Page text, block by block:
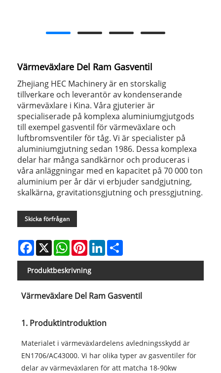
Värmeväxlare Del Ram Gasventil
Zhejiang HEC Machinery är en storskalig
tillverkare och leverantör av kondenserande
värmeväxlare i Kina. Våra gjuterier är
specialiserade på komplexa aluminiumgjutgods
till exempel gasventil för värmeväxlare och
luftbromsventiler för tåg. Vi är specialister på
aluminiumgjutning sedan 1986. Dessa komplexa
delar har många sandkärnor och produceras i
våra anläggningar med en kapacitet på 70 000 ton
aluminium per år där vi erbjuder sandgjutning,
skalkärna, gravitationsgjutning och pressgjutning.
Skicka förfrågan
Facebook
X WhatsAppPinterestLinkedIn
Produktbeskrivning
Värmeväxlare Del Ram Gasventil
1. Produktintroduktion
Materialet i värmeväxlardelens avledningsskydd är
EN1706/AC43000. Vi har olika typer av gasventiler för
delar av värmeväxlaren för att matcha 18-90kw